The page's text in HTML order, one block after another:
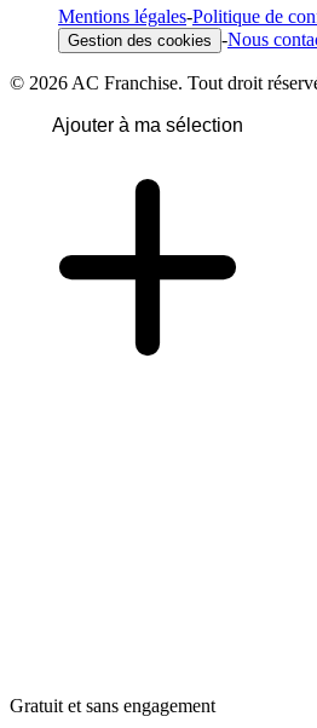
Mentions légales-Politique de
Gestion des cookies -Nous
© 2026 AC Franchise. Tout droit
Ajouter à ma sélection
Gratuit et sans engagement